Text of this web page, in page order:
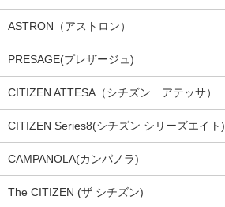
ASTRON（アストロン）
PRESAGE(プレザージュ)
CITIZEN ATTESA（シチズン アテッサ）
CITIZEN Series8(シチズン シリーズエイト)
CAMPANOLA(カンパノラ)
The CITIZEN (ザ シチズン)